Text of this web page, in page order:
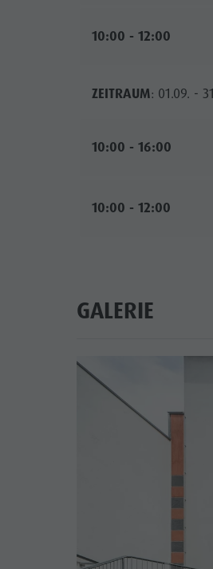
10:00 - 12:00
ZEITRAUM: 01.09. -
10:00 - 16:00
10:00 - 12:00
GALERIE